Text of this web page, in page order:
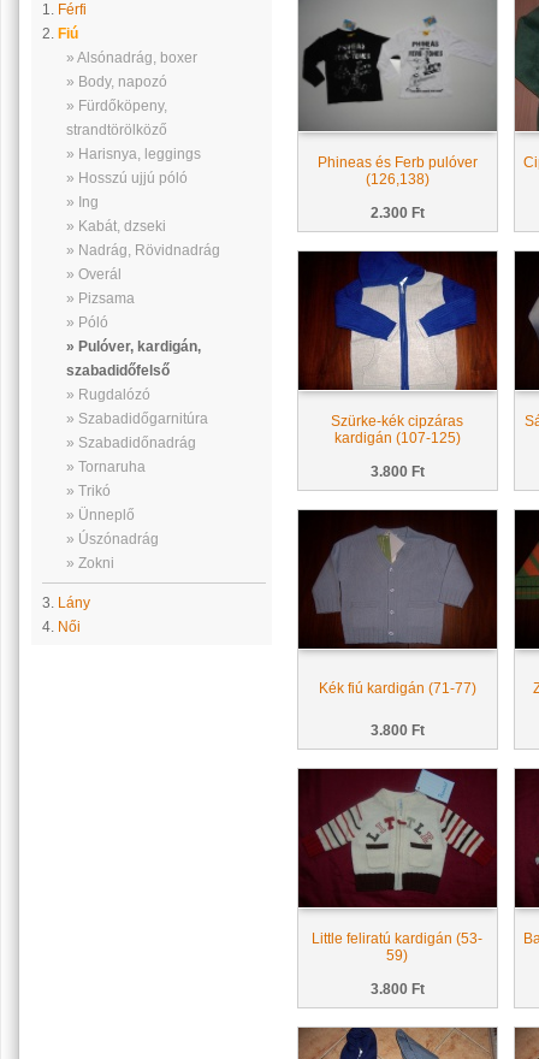
1. Férfi
2. Fiú
» Alsónadrág, boxer
» Body, napozó
» Fürdőköpeny,
strandtörölköző
» Harisnya, leggings
» Hosszú ujjú póló
» Ing
» Kabát, dzseki
» Nadrág, Rövidnadrág
» Overál
» Pizsama
» Póló
» Pulóver, kardigán,
szabadidőfelső
» Rugdalózó
» Szabadidőgarnitúra
» Szabadidőnadrág
» Tornaruha
» Trikó
» Ünneplő
» Úszónadrág
» Zokni
3. Lány
4. Női
Phineas és Ferb pulóver
(126,138)
2.300 Ft
Szürke-kék cipzáras
kardigán (107-125)
3.800 Ft
Kék fiú kardigán (71-77)
3.800 Ft
Little feliratú kardigán (53-
59)
3.800 Ft